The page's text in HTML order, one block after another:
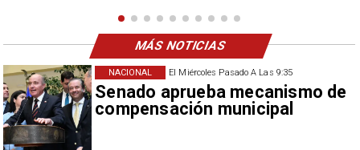
El Miércoles Pasado A Las 9:35
Senado aprueba mecanismo de
compensación municipal
NACIONAL
MÁS NOTICIAS